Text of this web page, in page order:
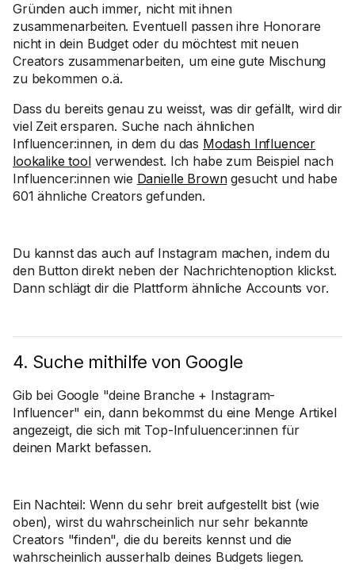
Gründen auch immer, nicht mit ihnen
zusammenarbeiten. Eventuell passen ihre Honorare
nicht in dein Budget oder du möchtest mit neuen
Creators zusammenarbeiten, um eine gute Mischung
zu bekommen o.ä.
Dass du bereits genau zu weisst, was dir gefällt, wird dir
viel Zeit ersparen. Suche nach ähnlichen
Influencer:innen, in dem du das Modash Influencer
lookalike toolverwendest. Ich habe zum Beispiel nach
Influencer:innen wie Danielle Browngesucht und habe
601 ähnliche Creators gefunden.
Du kannst das auch auf Instagram machen, indem du
den Button direkt neben der Nachrichtenoption klickst.
Dann schlägt dir die Plattform ähnliche Accounts vor.
4. Suche mithilfe von Google
Gib bei Google "deine Branche + Instagram-
Influencer" ein, dann bekommst du eine Menge Artikel
angezeigt, die sich mit Top-Infuluencer:innen für
deinen Markt befassen.
Ein Nachteil: Wenn du sehr breit aufgestellt bist (wie
oben), wirst du wahrscheinlich nur sehr bekannte
Creators "finden", die du bereits kennst und die
wahrscheinlich ausserhalb deines Budgets liegen.